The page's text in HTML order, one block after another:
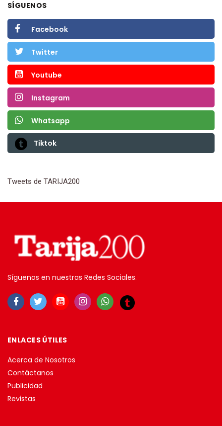
SÍGUENOS
Facebook
Twitter
Youtube
Instagram
Whatsapp
Tiktok
Tweets de TARIJA200
Síguenos en nuestras Redes Sociales.
ENLACES ÚTILES
Acerca de Nosotros
Contáctanos
Publicidad
Revistas